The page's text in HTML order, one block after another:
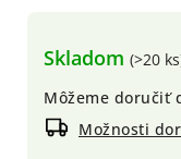
Skladom (>20
Môžeme doručiť
Možnosti